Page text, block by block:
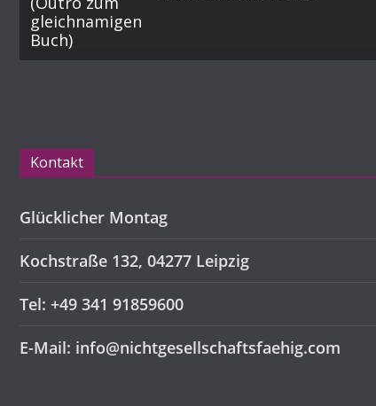
Kontakt
Glücklicher Montag
Kochstraße 132, 04277 Leipzig
Tel: +49 341 91859600
E-Mail: info@nichtgesellschaftsfaehig.com